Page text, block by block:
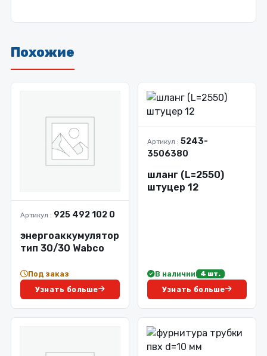
Похожие
Артикул : 925 492 102 0
энергоаккумулятор
тип 30/30 Wabco
Под заказ
Узнать больше
Артикул : 5243-
3506380
шланг (L=2550)
штуцер 12
В наличии 4 шт.
Узнать больше